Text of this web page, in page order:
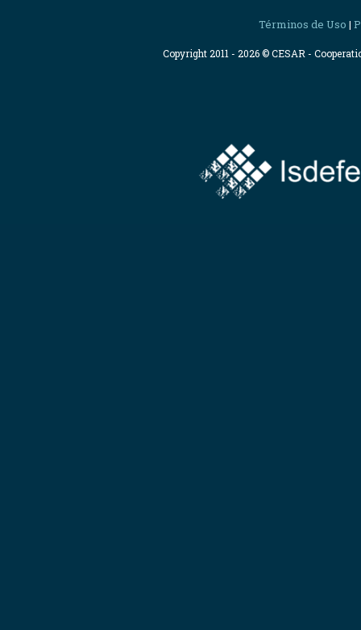
Términos de Uso |
Copyright 2011 - 2026 © CESAR -